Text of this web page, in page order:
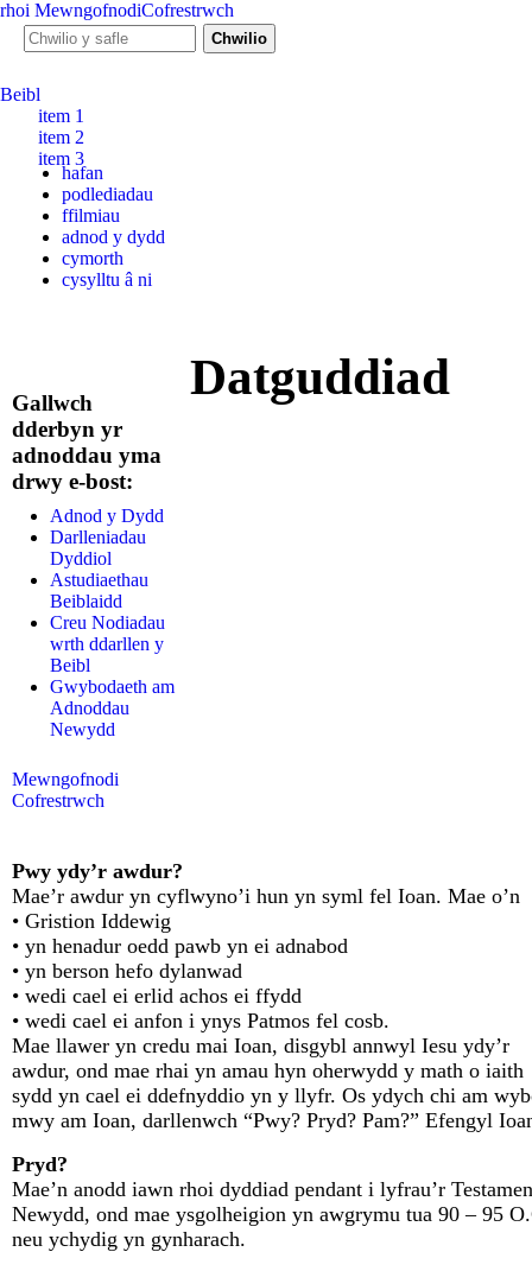
rhoi MewngofnodiCofrestrwch
Ffurf chwiliad
Chwilio y safle
Beibl
item 1
item 2
item 3
hafan
podlediadau
ffilmiau
adnod y dydd
cymorth
cysylltu â ni
Gallwch
dderbyn yr
adnoddau yma
drwy e-bost:
Adnod y Dydd
Darlleniadau
Dyddiol
Astudiaethau
Beiblaidd
Creu Nodiadau
wrth ddarllen y
Beibl
Gwybodaeth am
Adnoddau
Newydd
Mewngofnodi
Cofrestrwch
Datguddiad
Pwy ydy’r awdur?
Mae’r awdur yn cyflwyno’i hun yn syml fel Ioan. Mae o’n
• Gristion Iddewig
• yn henadur oedd pawb yn ei adnabod
• yn berson hefo dylanwad
• wedi cael ei erlid achos ei ffydd
• wedi cael ei anfon i ynys Patmos fel cosb.
Mae llawer yn credu mai Ioan, disgybl annwyl Iesu ydy’r
awdur, ond mae rhai yn amau hyn oherwydd y math o iaith
sydd yn cael ei ddefnyddio yn y llyfr. Os ydych chi am
mwy am Ioan, darllenwch “Pwy? Pryd? Pam?” Efengyl
Pryd?
Mae’n anodd iawn rhoi dyddiad pendant i lyfrau’r
Newydd, ond mae ysgolheigion yn awgrymu tua 90 – 95
neu ychydig yn gynharach.